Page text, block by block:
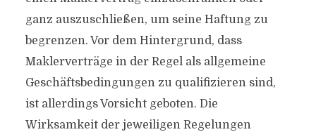
ganz auszuschließen, um seine Haftung zu
begrenzen. Vor dem Hintergrund, dass
Maklerverträge in der Regel als allgemeine
Geschäftsbedingungen zu qualifizieren sind,
ist allerdings Vorsicht geboten. Die
Wirksamkeit der jeweiligen Regelungen